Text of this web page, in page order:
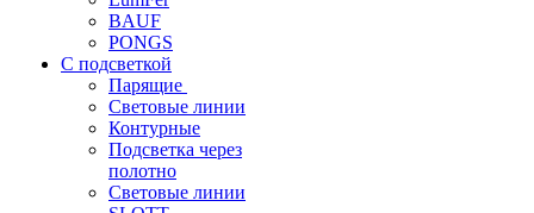
BAUF
PONGS
С подсветкой
Парящие
Световые линии
Контурные
Подсветка через
полотно
Световые линии